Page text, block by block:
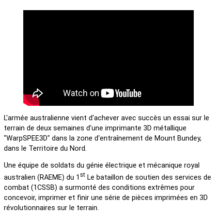
L'armée australienne vient d'achever avec succès un essai sur le
terrain de deux semaines d'une imprimante 3D métallique
"WarpSPEE3D" dans la zone d'entraînement de Mount Bundey,
dans le Territoire du Nord.
Une équipe de soldats du génie électrique et mécanique royal
australien (RAEME) du 1 st Le bataillon de soutien des services de
combat (1CSSB) a surmonté des conditions extrêmes pour
concevoir, imprimer et finir une série de pièces imprimées en 3D
révolutionnaires sur le terrain.